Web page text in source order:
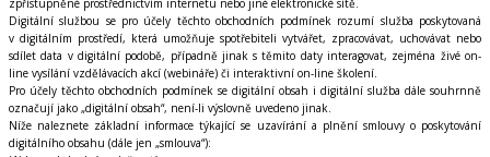
zpřístupněné prostřednictvím internetu nebo jiné elektronické sítě.
Digitální službou se pro účely těchto obchodních podmínek rozumí služba poskytovaná
v digitálním prostředí, která umožňuje spotřebiteli vytvářet, zpracovávat, uchovávat nebo
sdílet data v digitální podobě, případně jinak s těmito daty interagovat, zejména živé on-
line vysílání vzdělávacích akcí (webináře) či interaktivní on-line školení.
Pro účely těchto obchodních podmínek se digitální obsah i digitální služba dále souhrnně
označují jako „digitální obsah“, není-li výslovně uvedeno jinak.
Níže naleznete základní informace týkající se uzavírání a plnění smlouvy o poskytování
digitálního obsahu (dále jen „smlouva“):